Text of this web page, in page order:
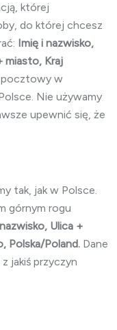
której
do której chcesz
Imię i nazwisko,
miasto, Kraj
pocztowy w
Nie używamy
upewnić się, że
tak, jak w Polsce.
górnym rogu
Ulica +
Polska/Poland. Dane
jakiś przyczyn